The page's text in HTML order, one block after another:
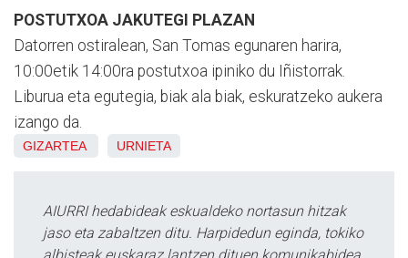
POSTUTXOA JAKUTEGI PLAZAN
Datorren ostiralean, San Tomas egunaren harira,
10:00etik 14:00ra postutxoa ipiniko du Iñistorrak.
Liburua eta egutegia, biak ala biak, eskuratzeko aukera
izango da.
GIZARTEA URNIETA
AIURRI hedabideak eskualdeko nortasun hitzak
jaso eta zabaltzen ditu. Harpidedun eginda, tokiko
albisteak euskaraz lantzen dituen komunikabidea